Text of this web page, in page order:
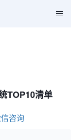
TOP10清单
咨询